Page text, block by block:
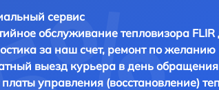
сервис
обслуживание тепловизора FLIR
за наш счет, ремонт по желанию
выезд курьера в день обращения
управления (восстановление)